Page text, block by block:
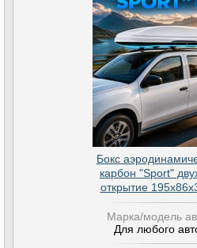
Бокс
карбон "Sport"
открытие
Марка/модель
Для любого